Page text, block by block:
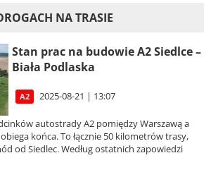
NA TRASIE
Stan prac na budowie A2 Siedlce –
Biała Podlaska
A2 2025-08-21 | 13:07
autostrady A2 pomiędzy Warszawą a
końca. To łącznie 50 kilometrów trasy,
od Siedlec. Według ostatnich zapowiedzi